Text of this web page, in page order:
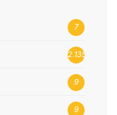
7
2.135
9
9